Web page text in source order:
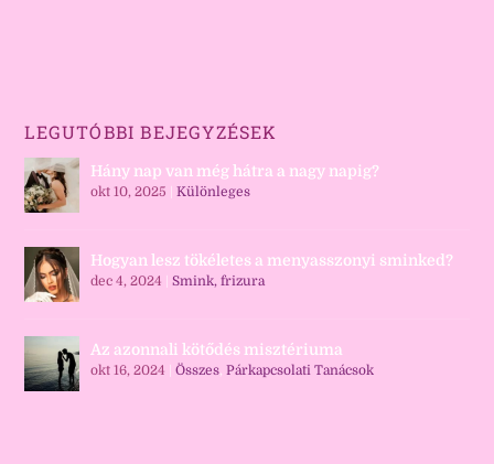
LEGUTÓBBI BEJEGYZÉSEK
Hány nap van még hátra a nagy napig?
okt 10, 2025 |Különleges
Hogyan lesz tökéletes a menyasszonyi sminked?
dec 4, 2024 |Smink, frizura
Az azonnali kötődés misztériuma
okt 16, 2024 |Összes ,Párkapcsolati Tanácsok